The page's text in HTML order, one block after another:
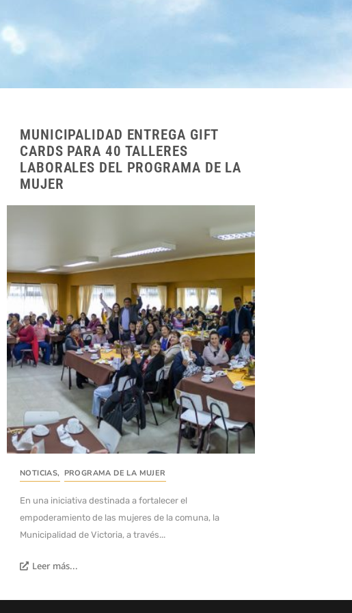
MUNICIPALIDAD ENTREGA GIFT
CARDS PARA 40 TALLERES
LABORALES DEL PROGRAMA DE LA
MUJER
NOTICIAS, PROGRAMA DE LA MUJER
En una iniciativa destinada a fortalecer el
empoderamiento de las mujeres de la comuna, la
Municipalidad de Victoria, a través...
Leer más...